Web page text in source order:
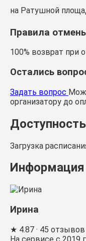
на Ратушной
Правила
100% возврат при
Остались
Задать вопрос
организатору до
Загрузка
Информация
Ирина
★ 4.87 · 45 отзывов